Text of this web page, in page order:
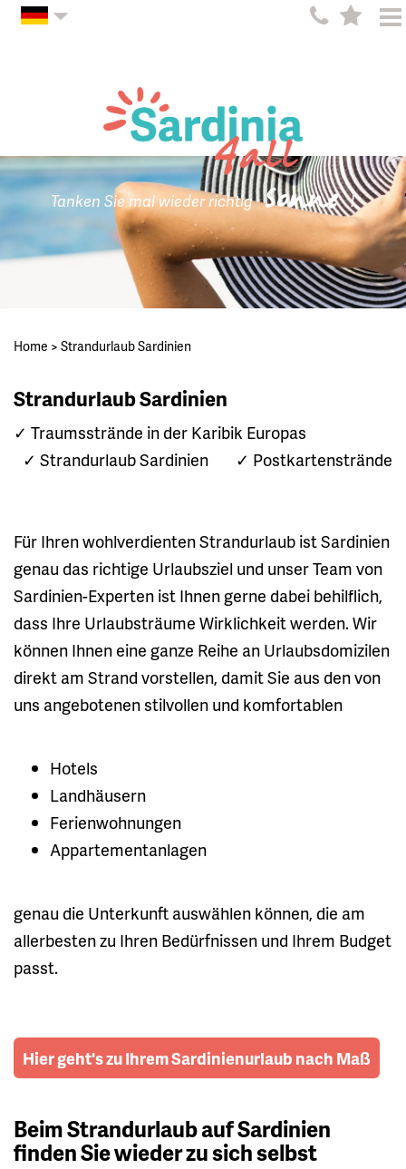
Tanken Sie mal wieder richtig Sonne !
Home > Strandurlaub Sardinien
Strandurlaub Sardinien
✓ Traumsstrände in der Karibik Europas
✓ Strandurlaub Sardinien
✓ Postkartenstrände
Für Ihren wohlverdienten Strandurlaub ist Sardinien
genau das richtige Urlaubsziel und unser Team von
Sardinien-Experten ist Ihnen gerne dabei behilflich,
dass Ihre Urlaubsträume Wirklichkeit werden. Wir
können Ihnen eine ganze Reihe an Urlaubsdomizilen
direkt am Strand vorstellen, damit Sie aus den von
uns angebotenen stilvollen und komfortablen
Hotels
Landhäusern
Ferienwohnungen
Appartementanlagen
genau die Unterkunft auswählen können, die am
allerbesten zu Ihren Bedürfnissen und Ihrem Budget
passt.
Hier geht's zu Ihrem Sardinienurlaub nach Maß
Beim Strandurlaub auf Sardinien
finden Sie wieder zu sich selbst